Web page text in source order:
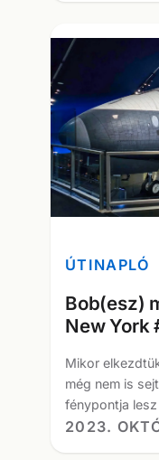
ÚTINAPLÓ
Bob(esz)
New York
Mikor
még nem is
fénypontja
2023.